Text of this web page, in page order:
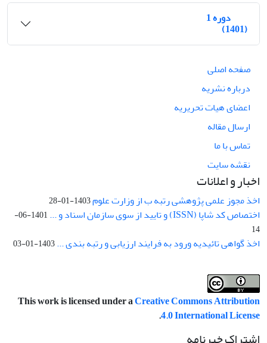
دوره 1
(1401)
صفحه اصلی
درباره نشریه
اعضای هیات تحریریه
ارسال مقاله
تماس با ما
نقشه سایت
اخبار و اعلانات
اخذ مجوز علمی پژوهشی رتبه ب از وزارت علوم1403-01-28
اختصاص کد شاپا (ISSN) و تایید از سوی سازمان اسناد و ...
1401-06-
14
اخذ گواهی تائیدیه ورود به فرایند ارزیابی و رتبه بندی ...1403-01-03
This work is licensed under aCreative Commons Attribution
4.0 International License
.